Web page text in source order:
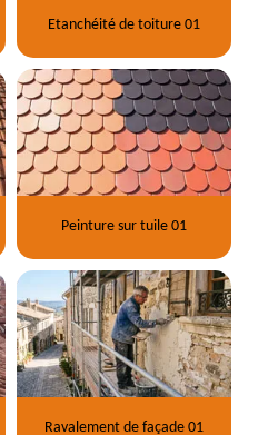
Etanchéité de toiture 01
Peinture sur tuile 01
Ravalement de façade 01